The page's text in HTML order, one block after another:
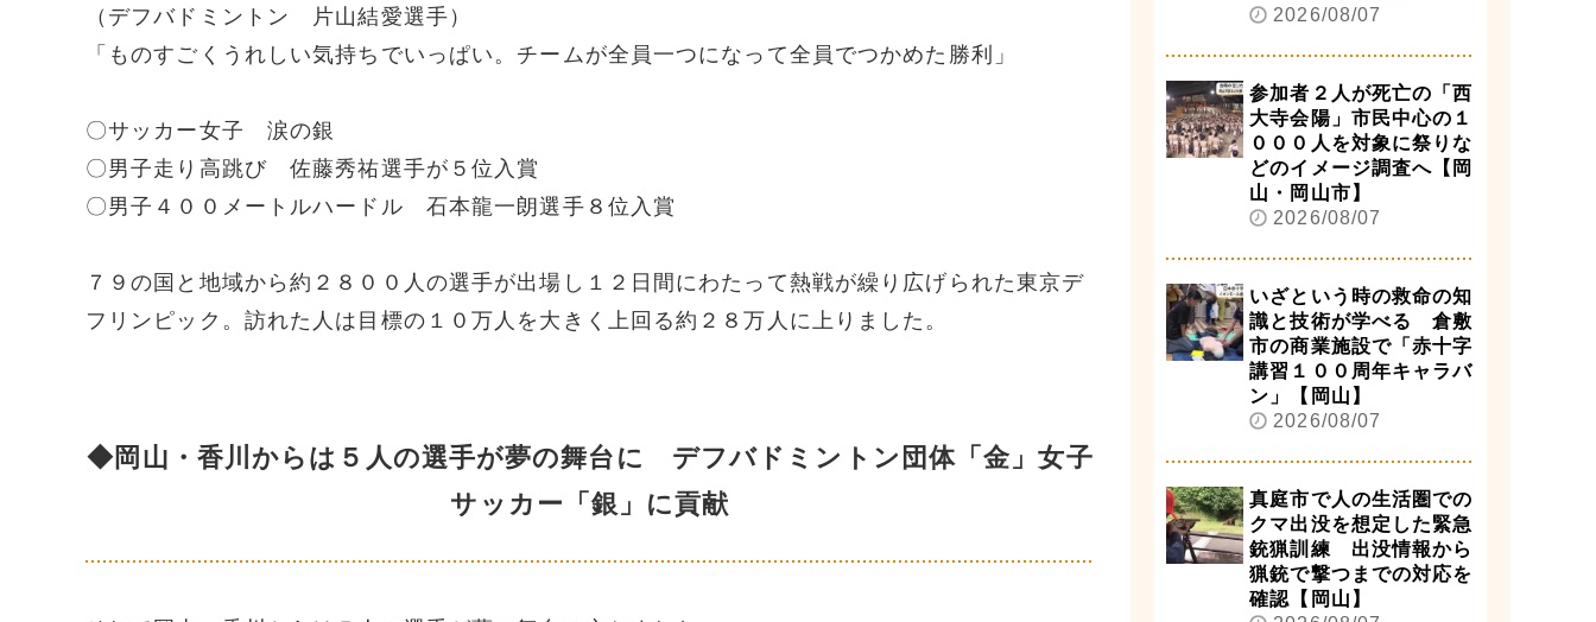
（デフバドミントン 片山結愛選手）
「ものすごくうれしい気持ちでいっぱい。チームが全員一つになって全員でつかめた勝利」
〇サッカー女子 涙の銀
〇男子走り高跳び 佐藤秀祐選手が５位入賞
〇男子４００メートルハードル 石本龍一朗選手８位入賞
７９の国と地域から約２８００人の選手が出場し１２日間にわたって熱戦が繰り広げられた東京デ
フリンピック。訪れた人は目標の１０万人を大きく上回る約２８万人に上りました。
◆岡山・香川からは５人の選手が夢の舞台に デフバドミントン団体「金」女子
サッカー「銀」に貢献
2026/08/07
参加者２人が死亡の「西
大寺会陽」市民中心の１
０００人を対象に祭りな
どのイメージ調査へ【岡
山・岡山市】
2026/08/07
いざという時の救命の知
識と技術が学べる 倉敷
市の商業施設で「赤十字
講習１００周年キャラバ
ン」【岡山】
2026/08/07
真庭市で人の生活圏での
クマ出没を想定した緊急
銃猟訓練 出没情報から
猟銃で撃つまでの対応を
確認【岡山】